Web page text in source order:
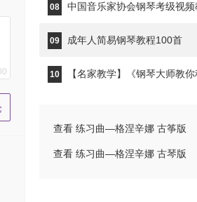
08 中国音乐家协会钢琴考级视频教
09 成年人简易钢琴教程100首
10 【名家教学】《钢琴大师教你科学高效的练琴》
查看 练习曲—格涅辛娜 古筝版
查看 练习曲—格涅辛娜 古琴版